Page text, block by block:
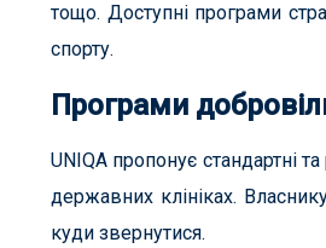
тощо. Доступні програми
спорту.
Програми
UNIQA пропонує стандартні
державних клініках.
куди звернутися.